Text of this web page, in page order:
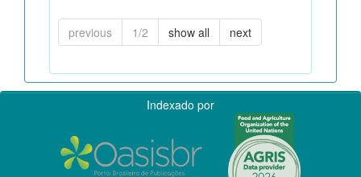
previous 1/2 show all next
Indexado por